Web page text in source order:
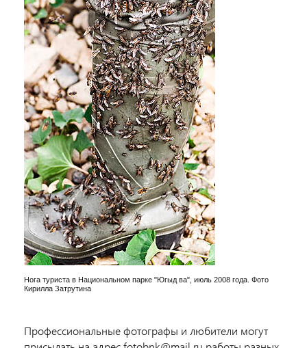
Нога туриста в Национальном парке "Югыд ва", июль 2008 года. Фото
Кирилла Затрутина
Профессиональные фотографы и любители могут